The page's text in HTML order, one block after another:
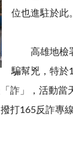
位也進駐於此。
高雄地檢署
騙幫兇，特於
詐」，活動
打165反詐專